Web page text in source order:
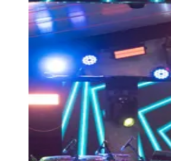
Anuncie no Portal
Guia de Empresas
Divulgar VagasNovo
Publicidade Legal
Negócios Regionais
Turismo
Segurança Regional
Hospitais Estaduais
Parques & Represas
Cidades da Região
Santana de ParnaíbaOsasco Carapicuíba
AraçariguamaCajamarCaieiras